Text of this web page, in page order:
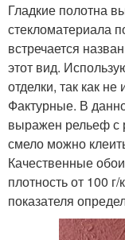
Гладкие полотна
стекломатериала
встречается
этот вид.
отделки, так как
Фактурные. В
выражен рельеф с
смело можно
Качественные
плотность от 100
показателя